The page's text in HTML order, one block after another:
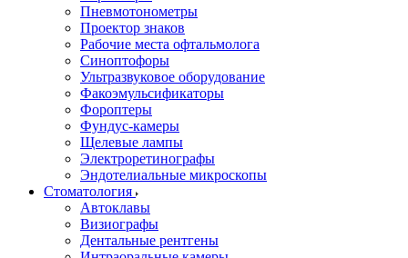
Пневмотонометры
Проектор знаков
Рабочие места офтальмолога
Синоптофоры
Ультразвуковое оборудование
Факоэмульсификаторы
Фороптеры
Фундус-камеры
Щелевые лампы
Электроретинографы
Эндотелиальные микроскопы
Стоматология
Автоклавы
Визиографы
Дентальные рентгены